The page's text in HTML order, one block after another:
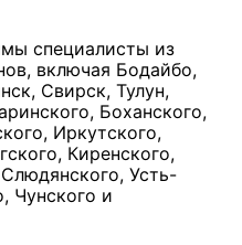
специалисты из
включая Бодайбо,
Свирск, Тулун,
Боханского,
Иркутского,
Киренского,
Усть-
Чунского и